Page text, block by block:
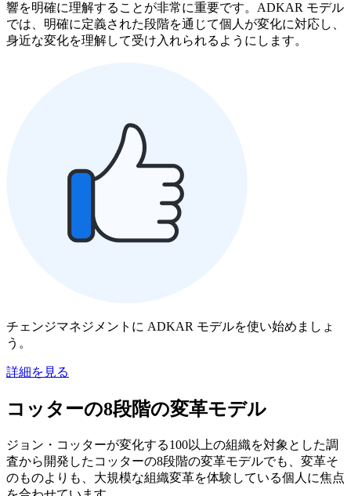
響を明確に理解することが非常に重要です。ADKAR モデル
では、明確に定義された段階を通じて個人が変化に対応し、
身近な変化を理解して受け入れられるようにします。
チェンジマネジメントに ADKAR モデルを使い始めましょ
う。
詳細を見る
コッターの8段階の変革モデル
ジョン・コッターが変化する100以上の組織を対象とした調
査から開発したコッターの8段階の変革モデルでも、変革そ
のものよりも、大規模な組織変革を体験している個人に焦点